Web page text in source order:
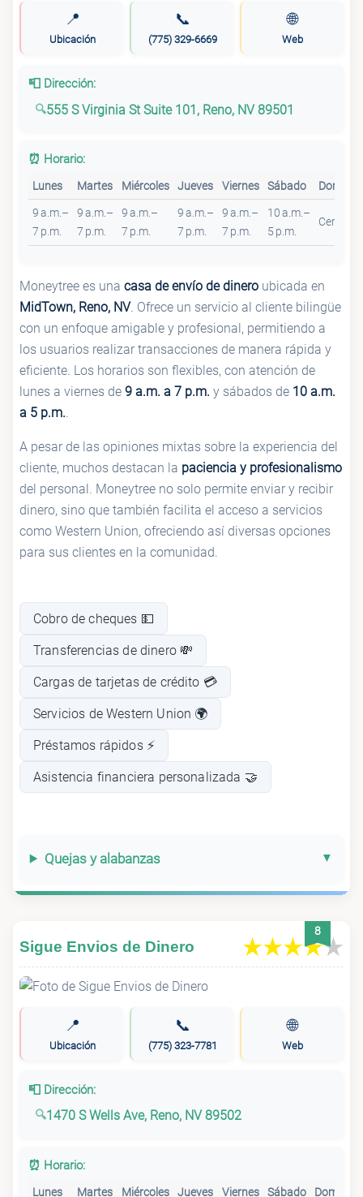
📍
Ubicación
📞
(775) 329-6669
🌐
Web
📮 Dirección:
555 S Virginia St Suite 101, Reno, NV 89501
⏰ Horario:
Lunes Martes Miércoles Jueves Viernes Sábado
9 a.m.–
7 p.m.
9 a.m.–
7 p.m.
9 a.m.–
7 p.m.
9 a.m.–
7 p.m.
9 a.m.–
7 p.m.
10 a.m.–
5 p.m.
Cerrado
Moneytree es una casa de envío de dinero ubicada en
MidTown, Reno, NV. Ofrece un servicio al cliente bilingüe
con un enfoque amigable y profesional, permitiendo a
los usuarios realizar transacciones de manera rápida y
eficiente. Los horarios son flexibles, con atención de
lunes a viernes de 9 a.m. a 7 p.m. y sábados de 10 a.m.
a 5 p.m..
A pesar de las opiniones mixtas sobre la experiencia del
cliente, muchos destacan la paciencia y profesionalismo
del personal. Moneytree no solo permite enviar y recibir
dinero, sino que también facilita el acceso a servicios
como Western Union, ofreciendo así diversas opciones
para sus clientes en la comunidad.
Cobro de cheques 💵
Transferencias de dinero 💸
Cargas de tarjetas de crédito 💳
Servicios de Western Union 🌍
Préstamos rápidos ⚡
Asistencia financiera personalizada 🤝
Quejas y alabanzas
8
Sigue Envios de Dinero
📍
Ubicación
📞
(775) 323-7781
🌐
Web
📮 Dirección:
1470 S Wells Ave, Reno, NV 89502
⏰ Horario:
Lunes Martes Miércoles Jueves Viernes Sábado Domingo